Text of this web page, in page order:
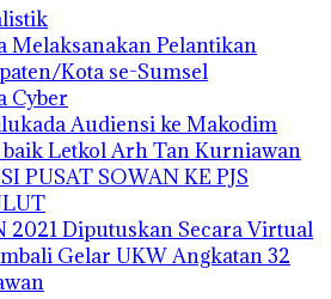
Melaksanakan Pelantikan
Kota se-Sumsel
Cyber
Audiensi ke Makodim
Letkol Arh Tan Kurniawan
PUSAT SOWAN KE PJS
2021 Diputuskan Secara Virtual
Gelar UKW Angkatan 32